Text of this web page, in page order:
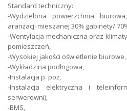
Standard techniczny:
-Wydzielona powierzchnia
aranżacji mieszanej 30% gabinety/
-Wentylacja mechaniczna oraz
pomieszczeń,
-Wysokiej jakości oświetlenie biurowe,
-Wykładzina podłogowa,
-Instalacja p. poż,
-Instalacja elektryczna i
serwerowni),
-BMS,